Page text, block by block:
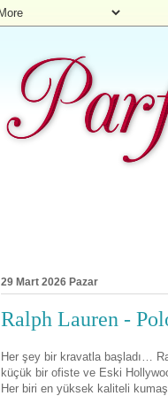
29 Mart 2026 Pazar
Ralph Lauren -
Her şey bir kravatla başladı…
küçük bir ofiste ve Eski
Her biri en yüksek kaliteli